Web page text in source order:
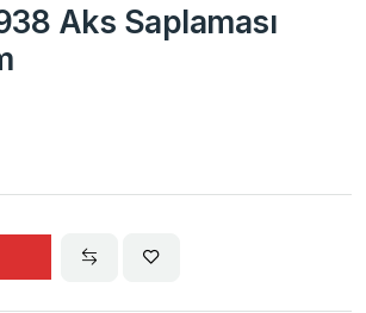
Aks Saplaması